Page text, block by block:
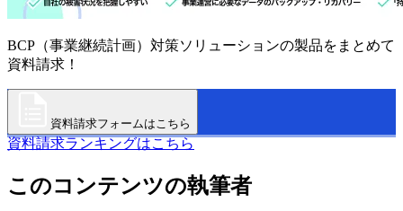
BCP（事業継続計画）対策ソリューションの製品をまとめて
資料請求！
資料請求フォームはこちら
資料請求ランキングはこちら
このコンテンツの執筆者